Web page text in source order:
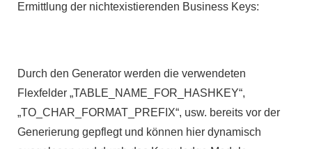
Ermittlung der nichtexistierenden Business Keys:
Durch den Generator werden die verwendeten
Flexfelder „TABLE_NAME_FOR_HASHKEY“,
„TO_CHAR_FORMAT_PREFIX“, usw. bereits vor der
Generierung gepflegt und können hier dynamisch